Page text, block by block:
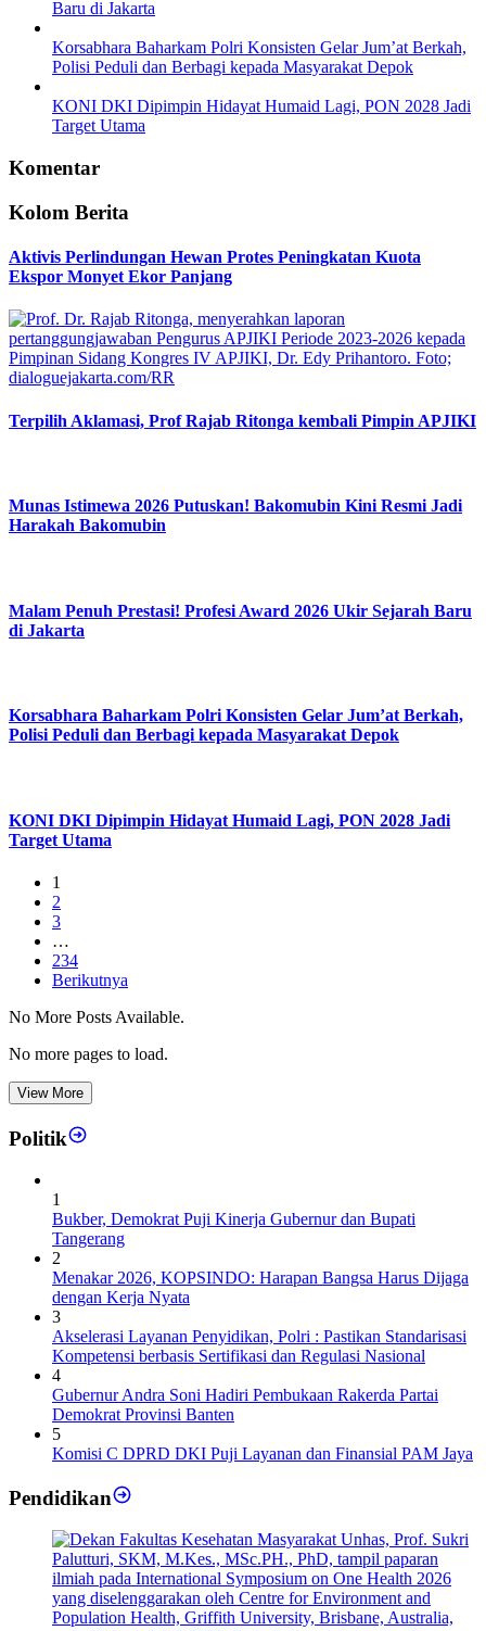
Baru di Jakarta
Korsabhara Baharkam Polri Konsisten Gelar Jum’at Berkah,
Polisi Peduli dan Berbagi kepada Masyarakat Depok
KONI DKI Dipimpin Hidayat Humaid Lagi, PON 2028 Jadi
Target Utama
Komentar
Kolom Berita
Aktivis Perlindungan Hewan Protes Peningkatan Kuota
Ekspor Monyet Ekor Panjang
Terpilih Aklamasi, Prof Rajab Ritonga kembali Pimpin APJIKI
Munas Istimewa 2026 Putuskan! Bakomubin Kini Resmi Jadi
Harakah Bakomubin
Malam Penuh Prestasi! Profesi Award 2026 Ukir Sejarah Baru
di Jakarta
Korsabhara Baharkam Polri Konsisten Gelar Jum’at Berkah,
Polisi Peduli dan Berbagi kepada Masyarakat Depok
KONI DKI Dipimpin Hidayat Humaid Lagi, PON 2028 Jadi
Target Utama
1
2
3
…
234
Berikutnya
No More Posts Available.
No more pages to load.
View More
Politik
1
Bukber, Demokrat Puji Kinerja Gubernur dan Bupati
Tangerang
2
Menakar 2026, KOPSINDO: Harapan Bangsa Harus Dijaga
dengan Kerja Nyata
3
Akselerasi Layanan Penyidikan, Polri : Pastikan Standarisasi
Kompetensi berbasis Sertifikasi dan Regulasi Nasional
4
Gubernur Andra Soni Hadiri Pembukaan Rakerda Partai
Demokrat Provinsi Banten
5
Komisi C DPRD DKI Puji Layanan dan Finansial PAM Jaya
Pendidikan